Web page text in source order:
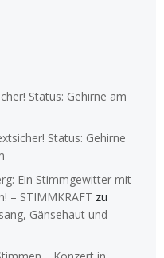
Status: Gehirne am
Status: Gehirne
Ein Stimmgewitter mit
– STIMMKRAFT zu
Gänsehaut und